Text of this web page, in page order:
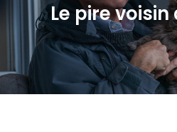
Le pire